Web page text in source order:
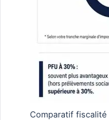
Comparatif fiscalité